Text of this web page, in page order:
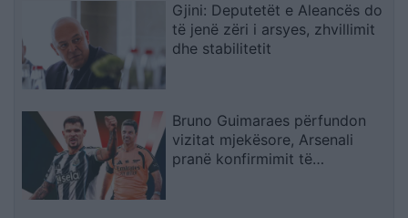
Gjini: Deputetët e Aleancës do
të jenë zëri i arsyes, zhvillimit
dhe stabilitetit
Bruno Guimaraes përfundon
vizitat mjekësore, Arsenali
pranë konfirmimit të